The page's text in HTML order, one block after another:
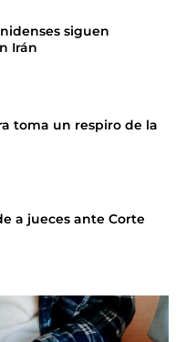
siguen
Irán
toma un respiro de la
a jueces ante Corte